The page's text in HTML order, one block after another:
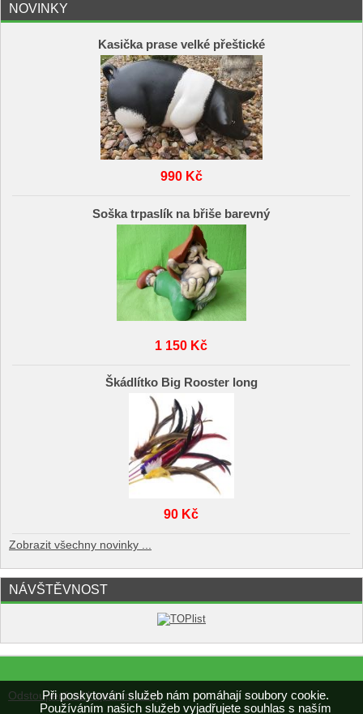
NOVINKY
Kasička prase velké přeštické
990 Kč
Soška trpaslík na břiše barevný
1 150 Kč
Škádlítko Big Rooster long
90 Kč
Zobrazit všechny novinky ...
NÁVŠTĚVNOST
Odstoupení od kupní smlouvy
Při poskytování služeb nám pomáhají soubory cookie.
Používáním našich služeb vyjadřujete souhlas s naším